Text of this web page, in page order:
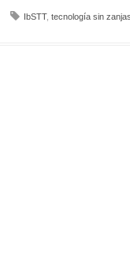
IbSTT, tecnología sin zanjas